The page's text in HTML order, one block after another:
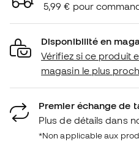
5,99 € pour
Disponibilité en
Vérifiez si ce produit
magasin le plus
Premier échange de
Plus de détails dans
*Non applicable aux